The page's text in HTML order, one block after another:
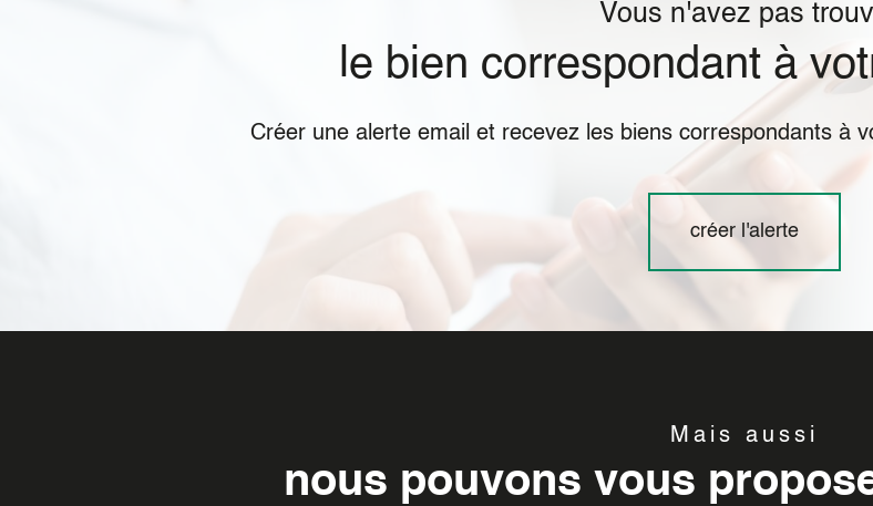
Vous n'avez pas
le bien correspondant à
Créer une alerte email et recevez les biens correspondants à
créer l'alerte
Mais aussi
nous pouvons vous